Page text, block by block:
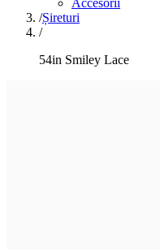
Accesorii
/Șireturi
/
54in Smiley Lace